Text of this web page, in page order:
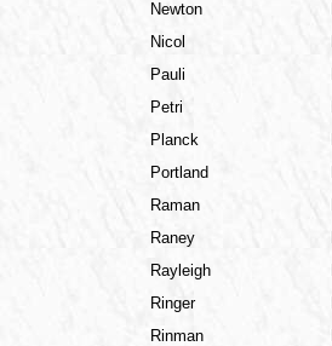
Newton
Nicol
Pauli
Petri
Planck
Portland
Raman
Raney
Rayleigh
Ringer
Rinman